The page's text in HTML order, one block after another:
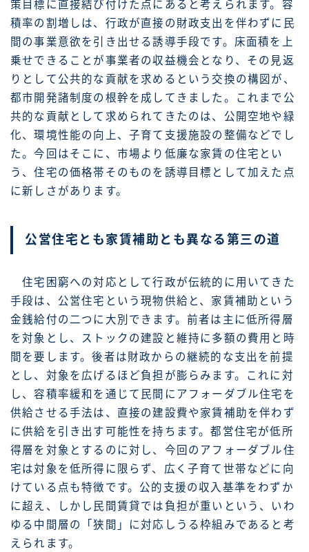
策目標に直接結び付けた点にあると考えられます。容
積率の割増しは、行政が直接の財政支出を伴わずに民
間の事業意欲を引き出せる誘導手段です。床面積を上
乗せできることが事業者の収益機会となり、その見返
りとして公共的な貢献を求めるという交換の構図が、
都市開発諸制度の根幹を成してきました。これまで公
共的な貢献として求められてきたのは、公開空地や緑
化、環境性能の向上、子育て支援施設の整備などでし
た。今回はそこに、市場より低廉な家賃の住宅とい
う、住宅の価格帯そのものを誘導目標として加えた点
に新しさがあります。
公営住宅とも家賃補助とも異なる第三の道
住宅困窮への対応として行政が伝統的に用いてきた
手段は、公営住宅という現物供給と、家賃補助という
金銭給付の二つに大別できます。前者は主に低所得層
を対象とし、ストックの建設と維持に多額の費用と時
間を要します。後者は財政からの継続的な支出を前提
とし、対象を広げるほど負担が膨らみます。これに対
し、容積率緩和を通じて民間にアフォーダブル住宅を
供給させる手法は、直接の建設費や家賃補助を伴わず
に供給を引き出す可能性を持ちます。都営住宅が低所
得層を対象とするのに対し、今回のアフォーダブル住
宅は対象を低所得に限らず、広く子育て世帯などに向
けている点も特徴です。公的支援の収入基準をわずか
に超え、しかし民間賃貸では負担が重いという、いわ
ゆる中間層の「狭間」に対応しうる枠組みであると考
えられます。